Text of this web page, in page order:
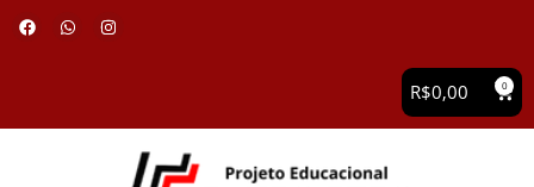
R$0,00 0